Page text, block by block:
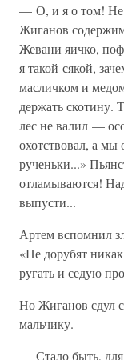
— О, и я о том! Не
Жиганов
Жевани яичко,
я такой-сякой,
масличком и
держать
лес не валил —
охотствовал, а мы
рученьки...»
отламываются!
выпусти...
Артем вспомнил
«Не дорубят
ругать и седую
Но Жиганов сдул
мальчику.
— Стало быть, для